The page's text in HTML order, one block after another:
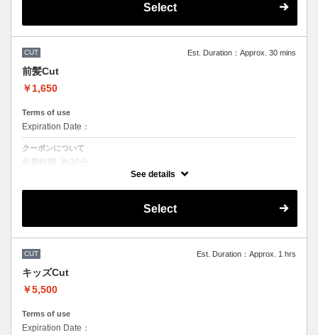
Select
CUT Est. Duration：Approx. 30 mins
前髪Cut
￥1,650
Terms of use
Expiration Date：
クーポンについて
所要時間_約30分
前髪カットのみの料金です。
シャンプー・スタイリンング代として別途２２００円かかります。
See details
Select
CUT Est. Duration：Approx. 1 hrs
キッズCut
￥5,500
Terms of use
Expiration Date：